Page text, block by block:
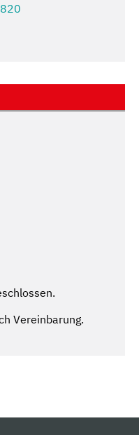
Vereinbarung.